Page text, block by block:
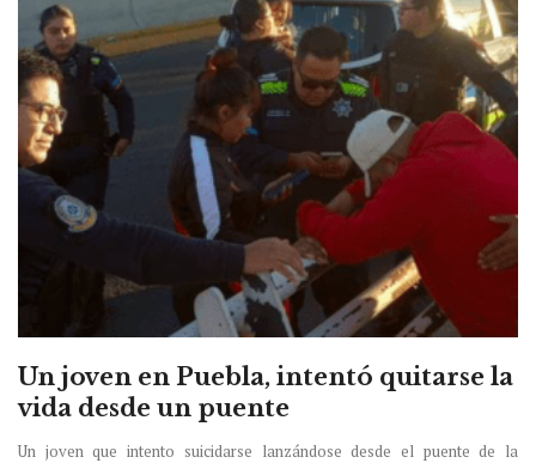
Un joven en Puebla, intentó quitarse la
vida desde un puente
Un joven que intento suicidarse lanzándose desde el puente de la